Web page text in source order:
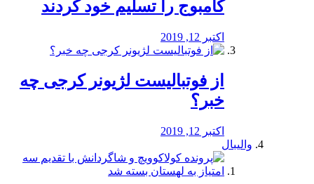
کامبوج را تسلیم خود کردند
اکتبر 12, 2019
از فوتبالیست لژیونر کرجی چه
خبر؟
اکتبر 12, 2019
والیبال